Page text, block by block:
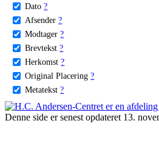
Dato ?
Afsender ?
Modtager ?
Brevtekst ?
Herkomst ?
Original Placering ?
Metatekst ?
Denne side er senest opdateret 13.